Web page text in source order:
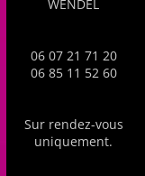
WENDEL
06 07 21 71 20
06 85 11 52 60
Sur rendez-vous
uniquement.